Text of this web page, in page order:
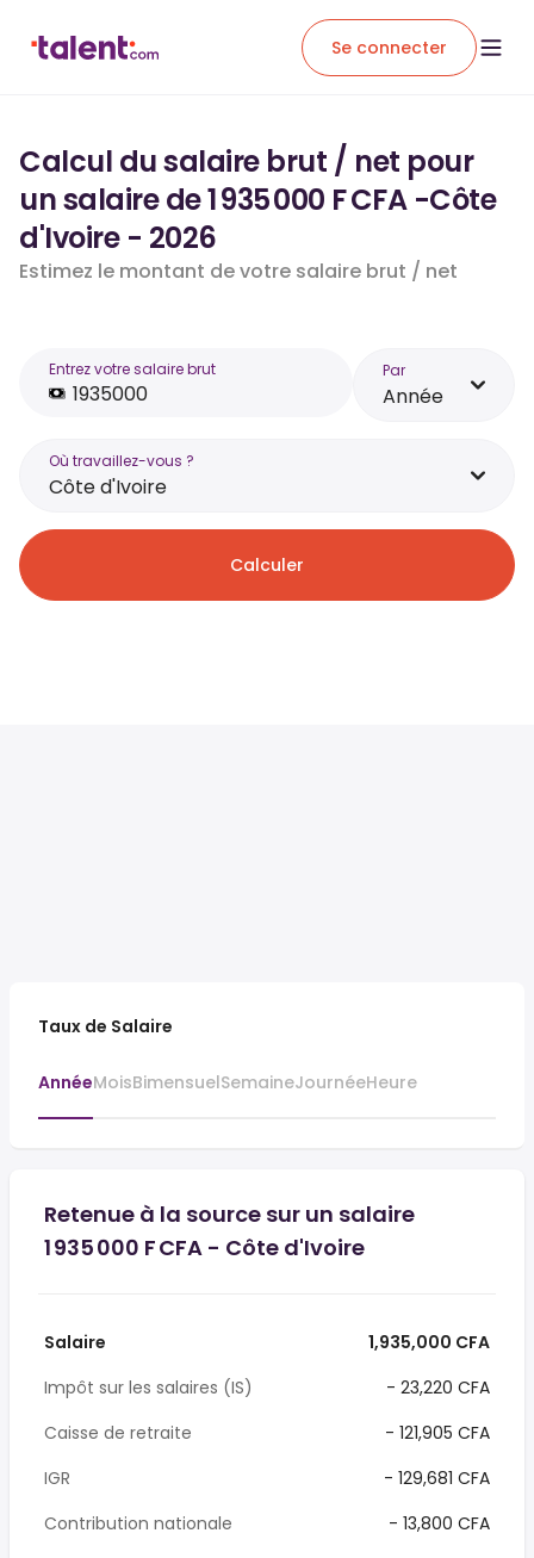
Se connecter
Calcul du salaire brut / net pour
un salaire de 1 935 000 F CFA -Côte
d'Ivoire - 2026
Estimez le montant de votre salaire brut / net
Entrez votre salaire brut Par
Année
Où travaillez-vous ?
Côte d'Ivoire
Calculer
Taux de Salaire
AnnéeMoisBimensuelSemaineJournéeHeure
Retenue à la source sur un salaire
1 935 000 F CFA - Côte d'Ivoire
Salaire
1,935,000 CFA
Impôt sur les salaires (IS)
- 23,220 CFA
Caisse de retraite
- 121,905 CFA
IGR
- 129,681 CFA
Contribution nationale
- 13,800 CFA